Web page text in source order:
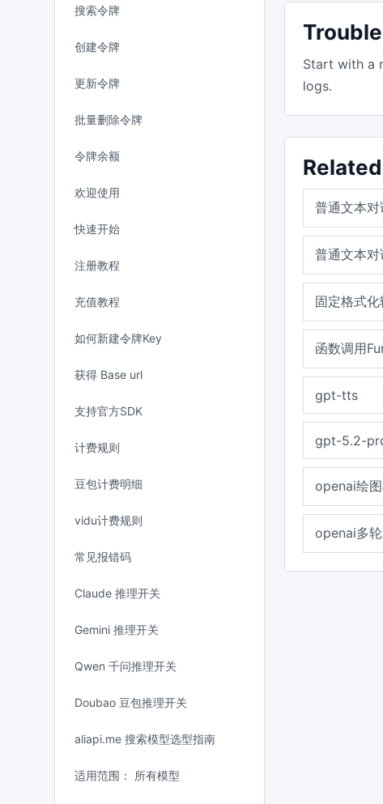
搜索令牌
创建令牌
更新令牌
批量删除令牌
令牌余额
欢迎使用
快速开始
注册教程
充值教程
如何新建令牌Key
获得 Base url
支持官方SDK
计费规则
豆包计费明细
vidu计费规则
常见报错码
Claude 推理开关
Gemini 推理开关
Qwen 千问推理开关
Doubao 豆包推理开关
aliapi.me 搜索模型选型指南
适用范围： 所有模型
Start with a
logs.
普通文本对
普通文本对
固定格式
函数调用
gpt-tts
gpt-5.2-
openai绘
openai多